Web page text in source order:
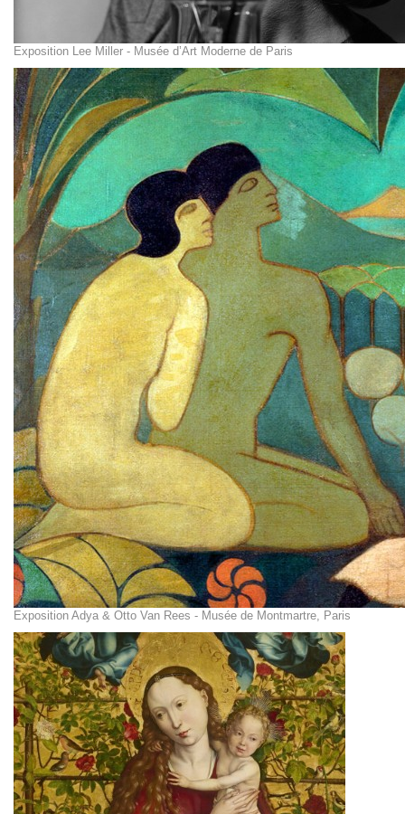
Exposition Lee Miller - Musée d’Art Moderne de Paris
Exposition Adya & Otto Van Rees - Musée de Montmartre, Paris